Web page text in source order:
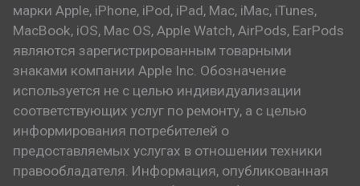
марки Apple, iPhone, iPod, iPad, Mac, iMac, iTunes,
MacBook, iOS, Mac OS, Apple Watch, AirPods, EarPods
являются зарегистрированным товарными
знаками компании Apple Inc. Обозначение
используется не с целью индивидуализации
соответствующих услуг по ремонту, а с целью
информирования потребителей о
предоставляемых услугах в отношении техники
правообладателя. Информация, опубликованная